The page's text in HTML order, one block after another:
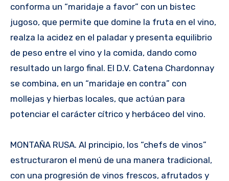
conforma un “maridaje a favor” con un bistec
jugoso, que permite que domine la fruta en el vino,
realza la acidez en el paladar y presenta equilibrio
de peso entre el vino y la comida, dando como
resultado un largo final. El D.V. Catena Chardonnay
se combina, en un “maridaje en contra” con
mollejas y hierbas locales, que actúan para
potenciar el carácter cítrico y herbáceo del vino.
MONTAÑA RUSA. Al principio, los “chefs de vinos”
estructuraron el menú de una manera tradicional,
con una progresión de vinos frescos, afrutados y